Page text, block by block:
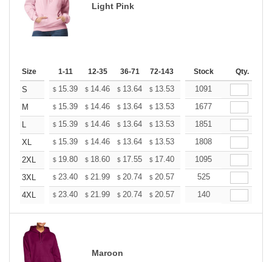
Light Pink
Size 1-11 12-35 36-71 72-143 144-287 288 + More
Stock Qty.
S $ 15.39 $ 14.46 $ 13.64 $ 13.53 13.29
1091
M
$ 15.39 $ 14.46 $ 13.64 $ 13.53 13.29
1677
L
$ 15.39 $ 14.46 $ 13.64 $ 13.53 13.29
1851
XL
$ 15.39 $ 14.46 $ 13.64 $ 13.53 13.29
1808
2XL
$ 19.80 $ 18.60 $ 17.55 $ 17.40 17.10
1095
3XL
$ 23.40 $ 21.99 $ 20.74 $ 20.57 20.21
525
4XL
$ 23.40 $ 21.99 $ 20.74 $ 20.57 20.21
140
Maroon